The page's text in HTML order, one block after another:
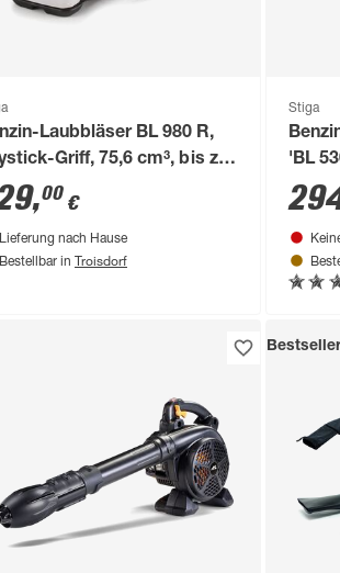
Laubbläser BL 980 R,
Griff, 75,6 cm³, bis zu
km/h
,00 €
Lieferung nach Hause
Bestellbar in Troisdorf
Stiga
'BL
inkl.
Bestseller